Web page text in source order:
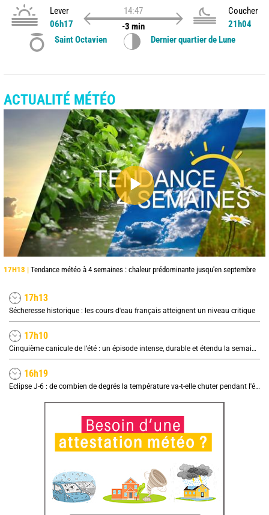
Lever
06h17
14:47
-3 min
Coucher
21h04
Saint Octavien
Dernier quartier de Lune
ACTUALITÉ MÉTÉO
17H13 | Tendance météo à 4 semaines : chaleur prédominante jusqu'en septembre
17h13
Sécheresse historique : les cours d'eau français atteignent un niveau critique
17h10
Cinquième canicule de l’été : un épisode intense, durable et étendu la semaine prochaine
16h19
Eclipse J-6 : de combien de degrés la température va-t-elle chuter pendant l'éclipse du 12 août ?